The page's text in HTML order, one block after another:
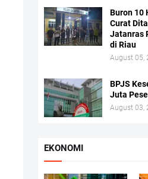
Buron 10
Curat
Jatanras
di Riau
August 05,
BPJS
Juta
August 03,
EKONOMI